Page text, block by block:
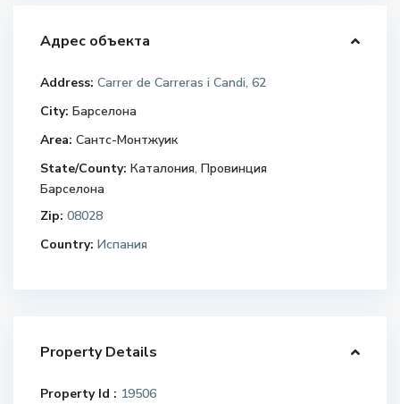
Адрес объекта
Address: Carrer de Carreras i Candi, 62
City: Барселона
Area: Сантс-Монтжуик
State/County: Каталония,Провинция
Барселона
Zip: 08028
Country: Испания
Property Details
Property Id : 19506